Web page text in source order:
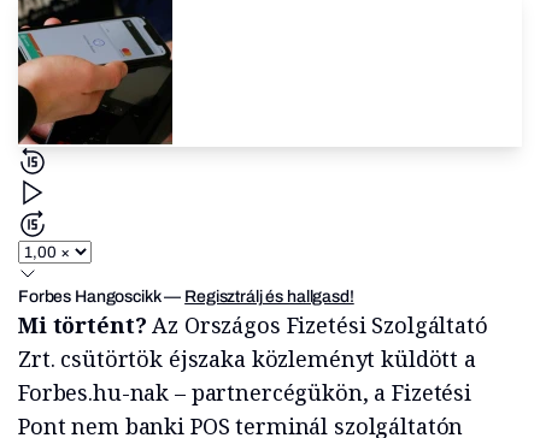
Forbes Hangoscikk— Regisztrálj és hallgasd!
Mi történt? Az Országos Fizetési Szolgáltató
Zrt. csütörtök éjszaka közleményt küldött a
Forbes.hu-nak – partnercégükön, a Fizetési
Pont nem banki POS terminál szolgáltatón